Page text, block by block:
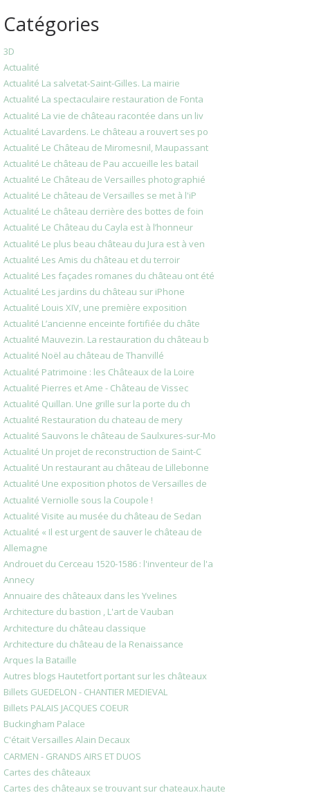
Catégories
3D
Actualité
Actualité La salvetat-Saint-Gilles. La mairie
Actualité La spectaculaire restauration de Fonta
Actualité La vie de château racontée dans un liv
Actualité Lavardens. Le château a rouvert ses po
Actualité Le Château de Miromesnil, Maupassant
Actualité Le château de Pau accueille les batail
Actualité Le Château de Versailles photographié
Actualité Le château de Versailles se met à l'iP
Actualité Le château derrière des bottes de foin
Actualité Le Château du Cayla est à l’honneur
Actualité Le plus beau château du Jura est à ven
Actualité Les Amis du château et du terroir
Actualité Les façades romanes du château ont été
Actualité Les jardins du château sur iPhone
Actualité Louis XIV, une première exposition
Actualité L’ancienne enceinte fortifiée du châte
Actualité Mauvezin. La restauration du château b
Actualité Noël au château de Thanvillé
Actualité Patrimoine : les Châteaux de la Loire
Actualité Pierres et Ame - Château de Vissec
Actualité Quillan. Une grille sur la porte du ch
Actualité Restauration du chateau de mery
Actualité Sauvons le château de Saulxures-sur-Mo
Actualité Un projet de reconstruction de Saint-C
Actualité Un restaurant au château de Lillebonne
Actualité Une exposition photos de Versailles de
Actualité Verniolle sous la Coupole !
Actualité Visite au musée du château de Sedan
Actualité « Il est urgent de sauver le château de
Allemagne
Androuet du Cerceau 1520-1586 : l'inventeur de l'a
Annecy
Annuaire des châteaux dans les Yvelines
Architecture du bastion , L'art de Vauban
Architecture du château classique
Architecture du château de la Renaissance
Arques la Bataille
Autres blogs Hautetfort portant sur les châteaux
Billets GUEDELON - CHANTIER MEDIEVAL
Billets PALAIS JACQUES COEUR
Buckingham Palace
C'était Versailles Alain Decaux
CARMEN - GRANDS AIRS ET DUOS
Cartes des châteaux
Cartes des châteaux se trouvant sur chateaux.haute